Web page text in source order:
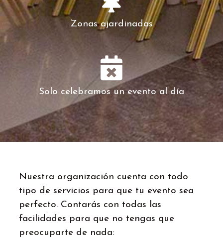
Zonas ajardinadas
Solo celebramos un evento al día
Nuestra organización cuenta con todo
tipo de servicios para que tu evento sea
perfecto. Contarás con todas las
facilidades para que no tengas que
preocuparte de nada: